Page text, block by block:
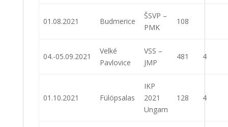
01.08.2021 Budmerice
ŠSVP –
PMK
108
04.-05.09.2021
Velké
Pavlovice
VSS –
JMP
481 4
01.10.2021 Fülöpsalas
IKP
2021
Ungarn
128 4